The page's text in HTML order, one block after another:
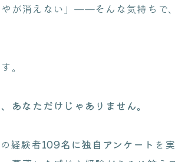
が消えない」——そんな気持ちで
。
あなただけじゃありません。
経験者109名に独自アンケート を